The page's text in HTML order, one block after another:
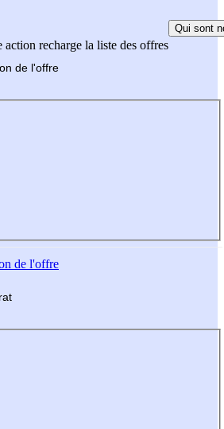
action recharge la liste des offres
Qui sont
de l'offre
de l'offre